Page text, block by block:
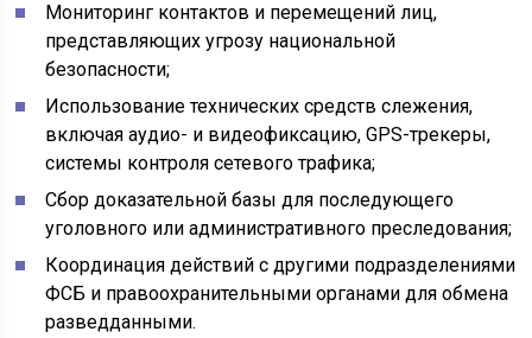
Мониторинг контактов и перемещений лиц,
представляющих угрозу национальной
безопасности;
Использование технических средств слежения,
включая аудио- и видеофиксацию, GPS-трекеры,
системы контроля сетевого трафика;
Сбор доказательной базы для последующего
уголовного или административного преследования;
Координация действий с другими подразделениями
ФСБ и правоохранительными органами для обмена
разведданными.